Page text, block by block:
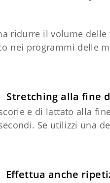
ridurre il volume
nei programmi delle
Stretching alla fine
e di lattato alla
Se utilizzi una
Effettua anche